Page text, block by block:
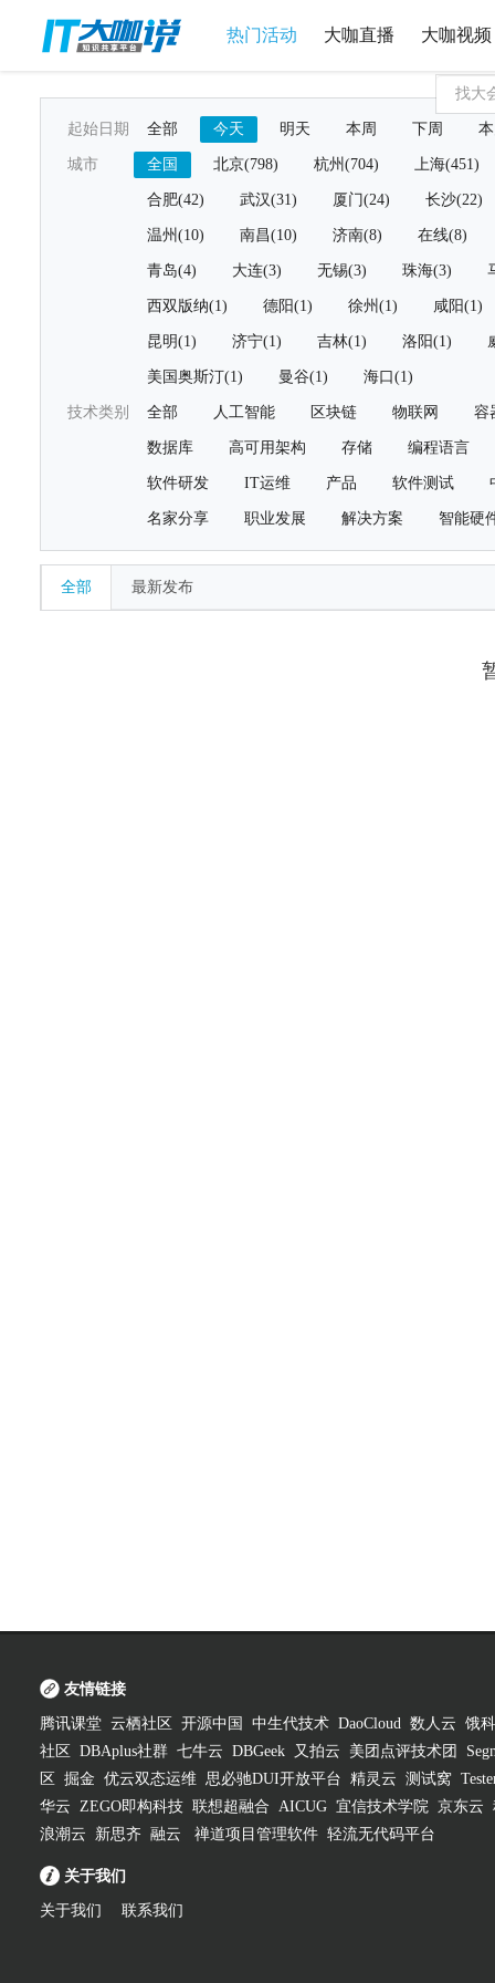
热门活动 大咖直播 大咖视频
起始日期 全部 今天 明天 本周 下周
城市 全国 北京(798) 杭州(704) 上海(451)
合肥(42) 武汉(31) 厦门(24) 长沙(22)
温州(10) 南昌(10) 济南(8) 在线(8)
青岛(4) 大连(3) 无锡(3) 珠海(3)
西双版纳(1) 德阳(1) 徐州(1) 咸阳(1)
昆明(1) 济宁(1) 吉林(1) 洛阳(1)
美国奥斯汀(1) 曼谷(1) 海口(1)
技术类别 全部 人工智能 区块链 物联网 容
数据库 高可用架构 存储 编程语言
软件研发 IT运维 产品 软件测试
名家分享 职业发展 解决方案 智能硬
全部 最新发布
友情链接
腾讯课堂 云栖社区 开源中国 中生代技术 DaoCloud 数人云 饿
社区
DBAplus社群 七牛云 DBGeek 又拍云 美团点评技术团
区
掘金 优云双态运维 思必驰DUI开放平台 精灵云 测试窝
华云 ZEGO即构科技 联想超融合 AICUG 宜信技术学院 京东云
浪潮云
新思齐 融云 禅道项目管理软件 轻流无代码平台
关于我们
关于我们 联系我们